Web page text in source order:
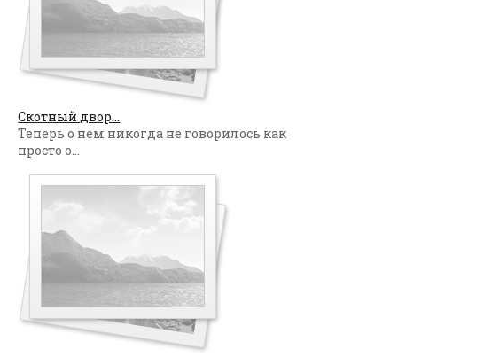
Скотный двор...
Теперь о нем никогда не говорилось как
просто о...